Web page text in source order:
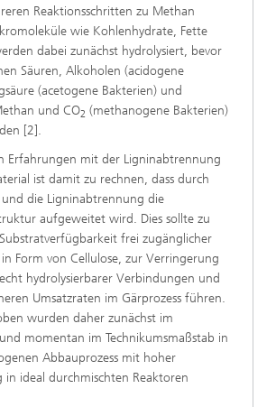
Reaktionsschritten zu Methan
wie Kohlenhydrate, Fette
dabei zunächst hydrolysiert, bevor
Säuren, Alkoholen (acidogene
(acetogene Bakterien) und
und CO2 (methanogene Bakterien)
[2].
Erfahrungen mit der Ligninabtrennung
ist damit zu rechnen, dass durch
und die Ligninabtrennung die
aufgeweitet wird. Dies sollte zu
frei zugänglicher
Form von Cellulose, zur Verringerung
hydrolysierbarer Verbindungen und
Umsatzraten im Gärprozess führen.
wurden daher zunächst im
momentan im Technikumsmaßstab in
Abbauprozess mit hoher
in ideal durchmischten Reaktoren